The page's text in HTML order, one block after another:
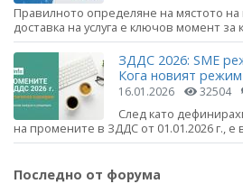
Правилното определяне на мястото
доставка на услуга е ключов момент за
ЗДДС 2026: SME
Кога новият
16.01.2026 32504
След като
на промените в ЗДДС от 01.01.2026 г., е
Последно от форума